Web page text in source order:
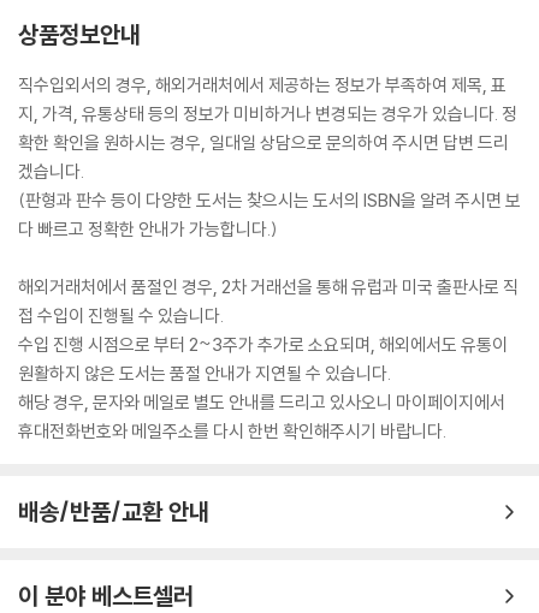
상품정보안내
직수입외서의 경우, 해외거래처에서 제공하는 정보가 부족하여 제목, 표
지, 가격, 유통상태 등의 정보가 미비하거나 변경되는 경우가 있습니다. 정
확한 확인을 원하시는 경우, 일대일 상담으로 문의하여 주시면 답변 드리
겠습니다.
(판형과 판수 등이 다양한 도서는 찾으시는 도서의 ISBN을 알려 주시면 보
다 빠르고 정확한 안내가 가능합니다.)
해외거래처에서 품절인 경우, 2차 거래선을 통해 유럽과 미국 출판사로 직
접 수입이 진행될 수 있습니다.
수입 진행 시점으로 부터 2~3주가 추가로 소요되며, 해외에서도 유통이
원활하지 않은 도서는 품절 안내가 지연될 수 있습니다.
해당 경우, 문자와 메일로 별도 안내를 드리고 있사오니 마이페이지에서
휴대전화번호와 메일주소를 다시 한번 확인해주시기 바랍니다.
배송/반품/교환 안내
이 분야 베스트셀러